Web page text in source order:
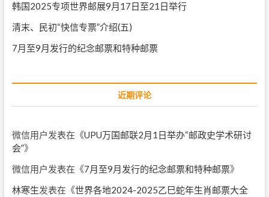
韩国2025专项世界邮展9月17日至21日举行
清末、民初“快信专票”介绍(五)
7月至9月发行的纪念邮票和特种邮票
近期评论
微信用户发表在《UPU万国邮联2月1日举办“邮政史学术研讨
会”》
微信用户发表在《7月至9月发行的纪念邮票和特种邮票》
林寒生发表在《世界各地2024-2025乙巳蛇年生肖邮票大全